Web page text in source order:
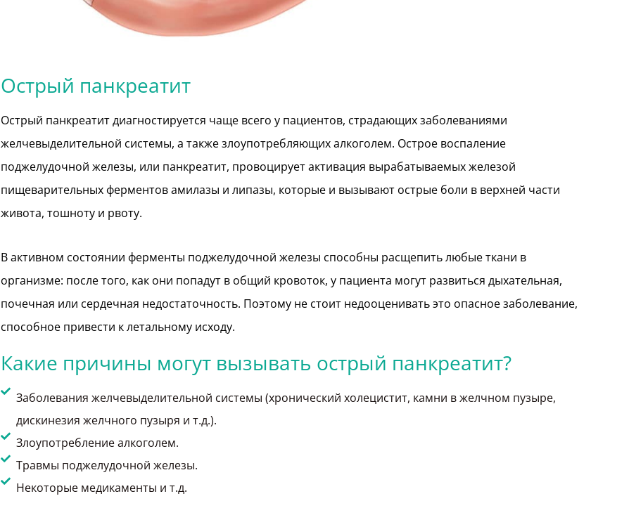
Острый панкреатит
Острый панкреатит диагностируется чаще всего у пациентов, страдающих заболеваниями
желчевыделительной системы, а также злоупотребляющих алкоголем. Острое воспаление
поджелудочной железы, или панкреатит, провоцирует активация вырабатываемых железой
пищеварительных ферментов амилазы и липазы, которые и вызывают острые боли в верхней части
живота, тошноту и рвоту.
В активном состоянии ферменты поджелудочной железы способны расщепить любые ткани в
организме: после того, как они попадут в общий кровоток, у пациента могут развиться дыхательная,
почечная или сердечная недостаточность. Поэтому не стоит недооценивать это опасное заболевание,
способное привести к летальному исходу.
Какие причины могут вызывать острый панкреатит?
Заболевания желчевыделительной системы (хронический холецистит, камни в желчном пузыре,
дискинезия желчного пузыря и т.д.).
Злоупотребление алкоголем.
Травмы поджелудочной железы.
Некоторые медикаменты и т.д.